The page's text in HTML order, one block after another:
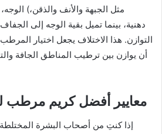
الوجه،
التوازن. هذا الاختلاف يجعل اختيار
أن يوازن بين ترطيب المناطق الجافة
معايير أفضل كريم مرطب
إذا كنتِ من أصحاب البشرة